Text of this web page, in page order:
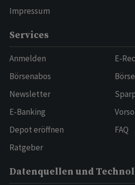
Impressum
Services
Anmelden
Börsenabos
Newsletter
E-Banking
Depot eröffnen
Ratgeber
E-
FAQ
Datenquellen und